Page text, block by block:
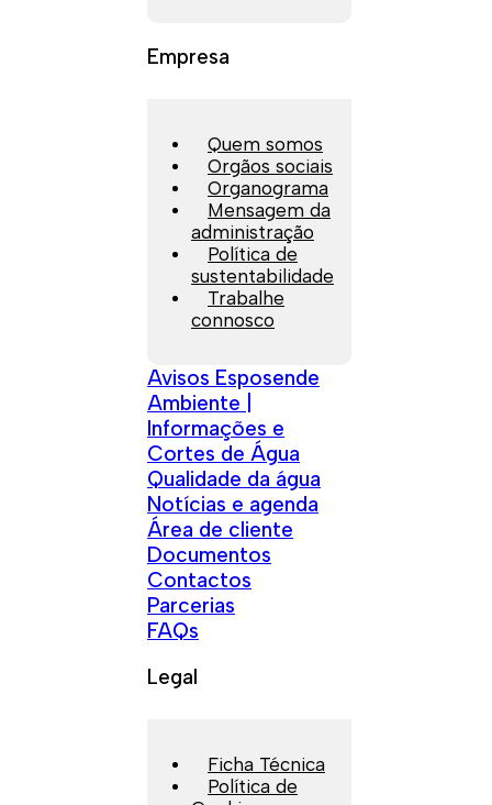
Empresa
Quem somos
Orgãos sociais
Organograma
Mensagem da
administração
Política de
sustentabilidade
Trabalhe
connosco
Avisos Esposende
Ambiente |
Informações e
Cortes de Água
Qualidade da água
Notícias e agenda
Área de cliente
Documentos
Contactos
Parcerias
FAQs
Legal
Ficha Técnica
Política de